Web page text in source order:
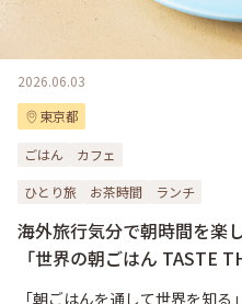
2026.06.03
東京都
ごはん
カフェ
ひとり旅
お茶時間 ランチ
海外旅行気分で朝時間を楽
「世界の朝ごはん TASTE
「朝ごはんを通して世界を知